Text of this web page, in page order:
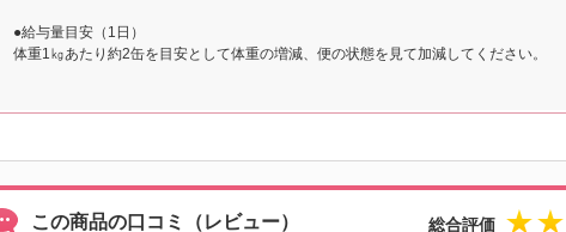
●給与量目安（1日）
体重1㎏あたり約2缶を目安として体重の増減、便の状態を見て加減してください。
この商品の口コミ（レビュー） 総合評価